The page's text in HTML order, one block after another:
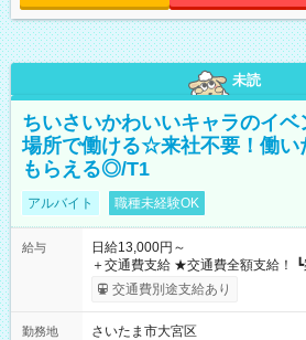
未読
ちいさいかわいいキャラのイ
場所で働ける☆来社不要！働い
もらえる◎/T1
アルバイト 職種未経験OK
給与
日給13,000円～
＋交通費支給 ★交通費全額支給！ ┗案件により規定あり ★日払
いOK！（規定あり） ┗働いたその
ンビニATMから 日払い分を引き落とせます！
交通費別途支給あり
勤務地
さいたま市大宮区